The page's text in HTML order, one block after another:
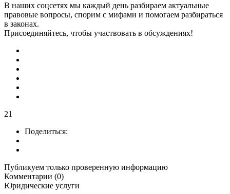
В наших соцсетях мы каждый день разбираем актуальные
правовые вопросы, спорим с мифами и помогаем разбираться
в законах.
Присоединяйтесь, чтобы участвовать в обсуждениях!
21
Поделиться:
Публикуем только проверенную информацию
Комментарии (0)
Юридические услуги